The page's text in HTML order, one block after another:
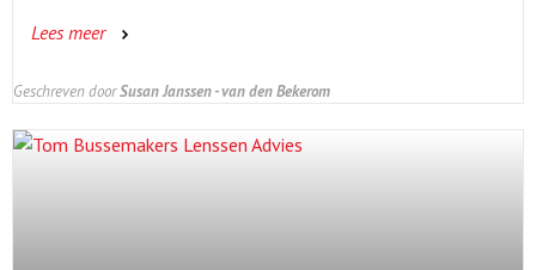
Lees meer
Geschreven doorSusan Janssen - van den Bekerom